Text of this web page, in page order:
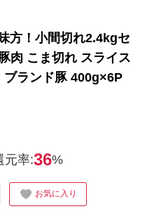
方！小間切れ2.4kgセ
肉 こま切れ スライス
ブランド豚 400g×6P
元率:36%
お気に入り